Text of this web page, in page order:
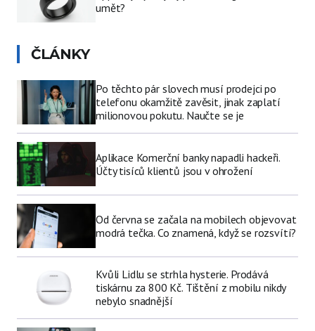
umět?
ČLÁNKY
Po těchto pár slovech musí prodejci po
telefonu okamžitě zavěsit, jinak zaplatí
milionovou pokutu. Naučte se je
Aplikace Komerční banky napadli hackeři.
Účty tisíců klientů jsou v ohrožení
Od června se začala na mobilech objevovat
modrá tečka. Co znamená, když se rozsvítí?
Kvůli Lidlu se strhla hysterie. Prodává
tiskárnu za 800 Kč. Tištění z mobilu nikdy
nebylo snadnější